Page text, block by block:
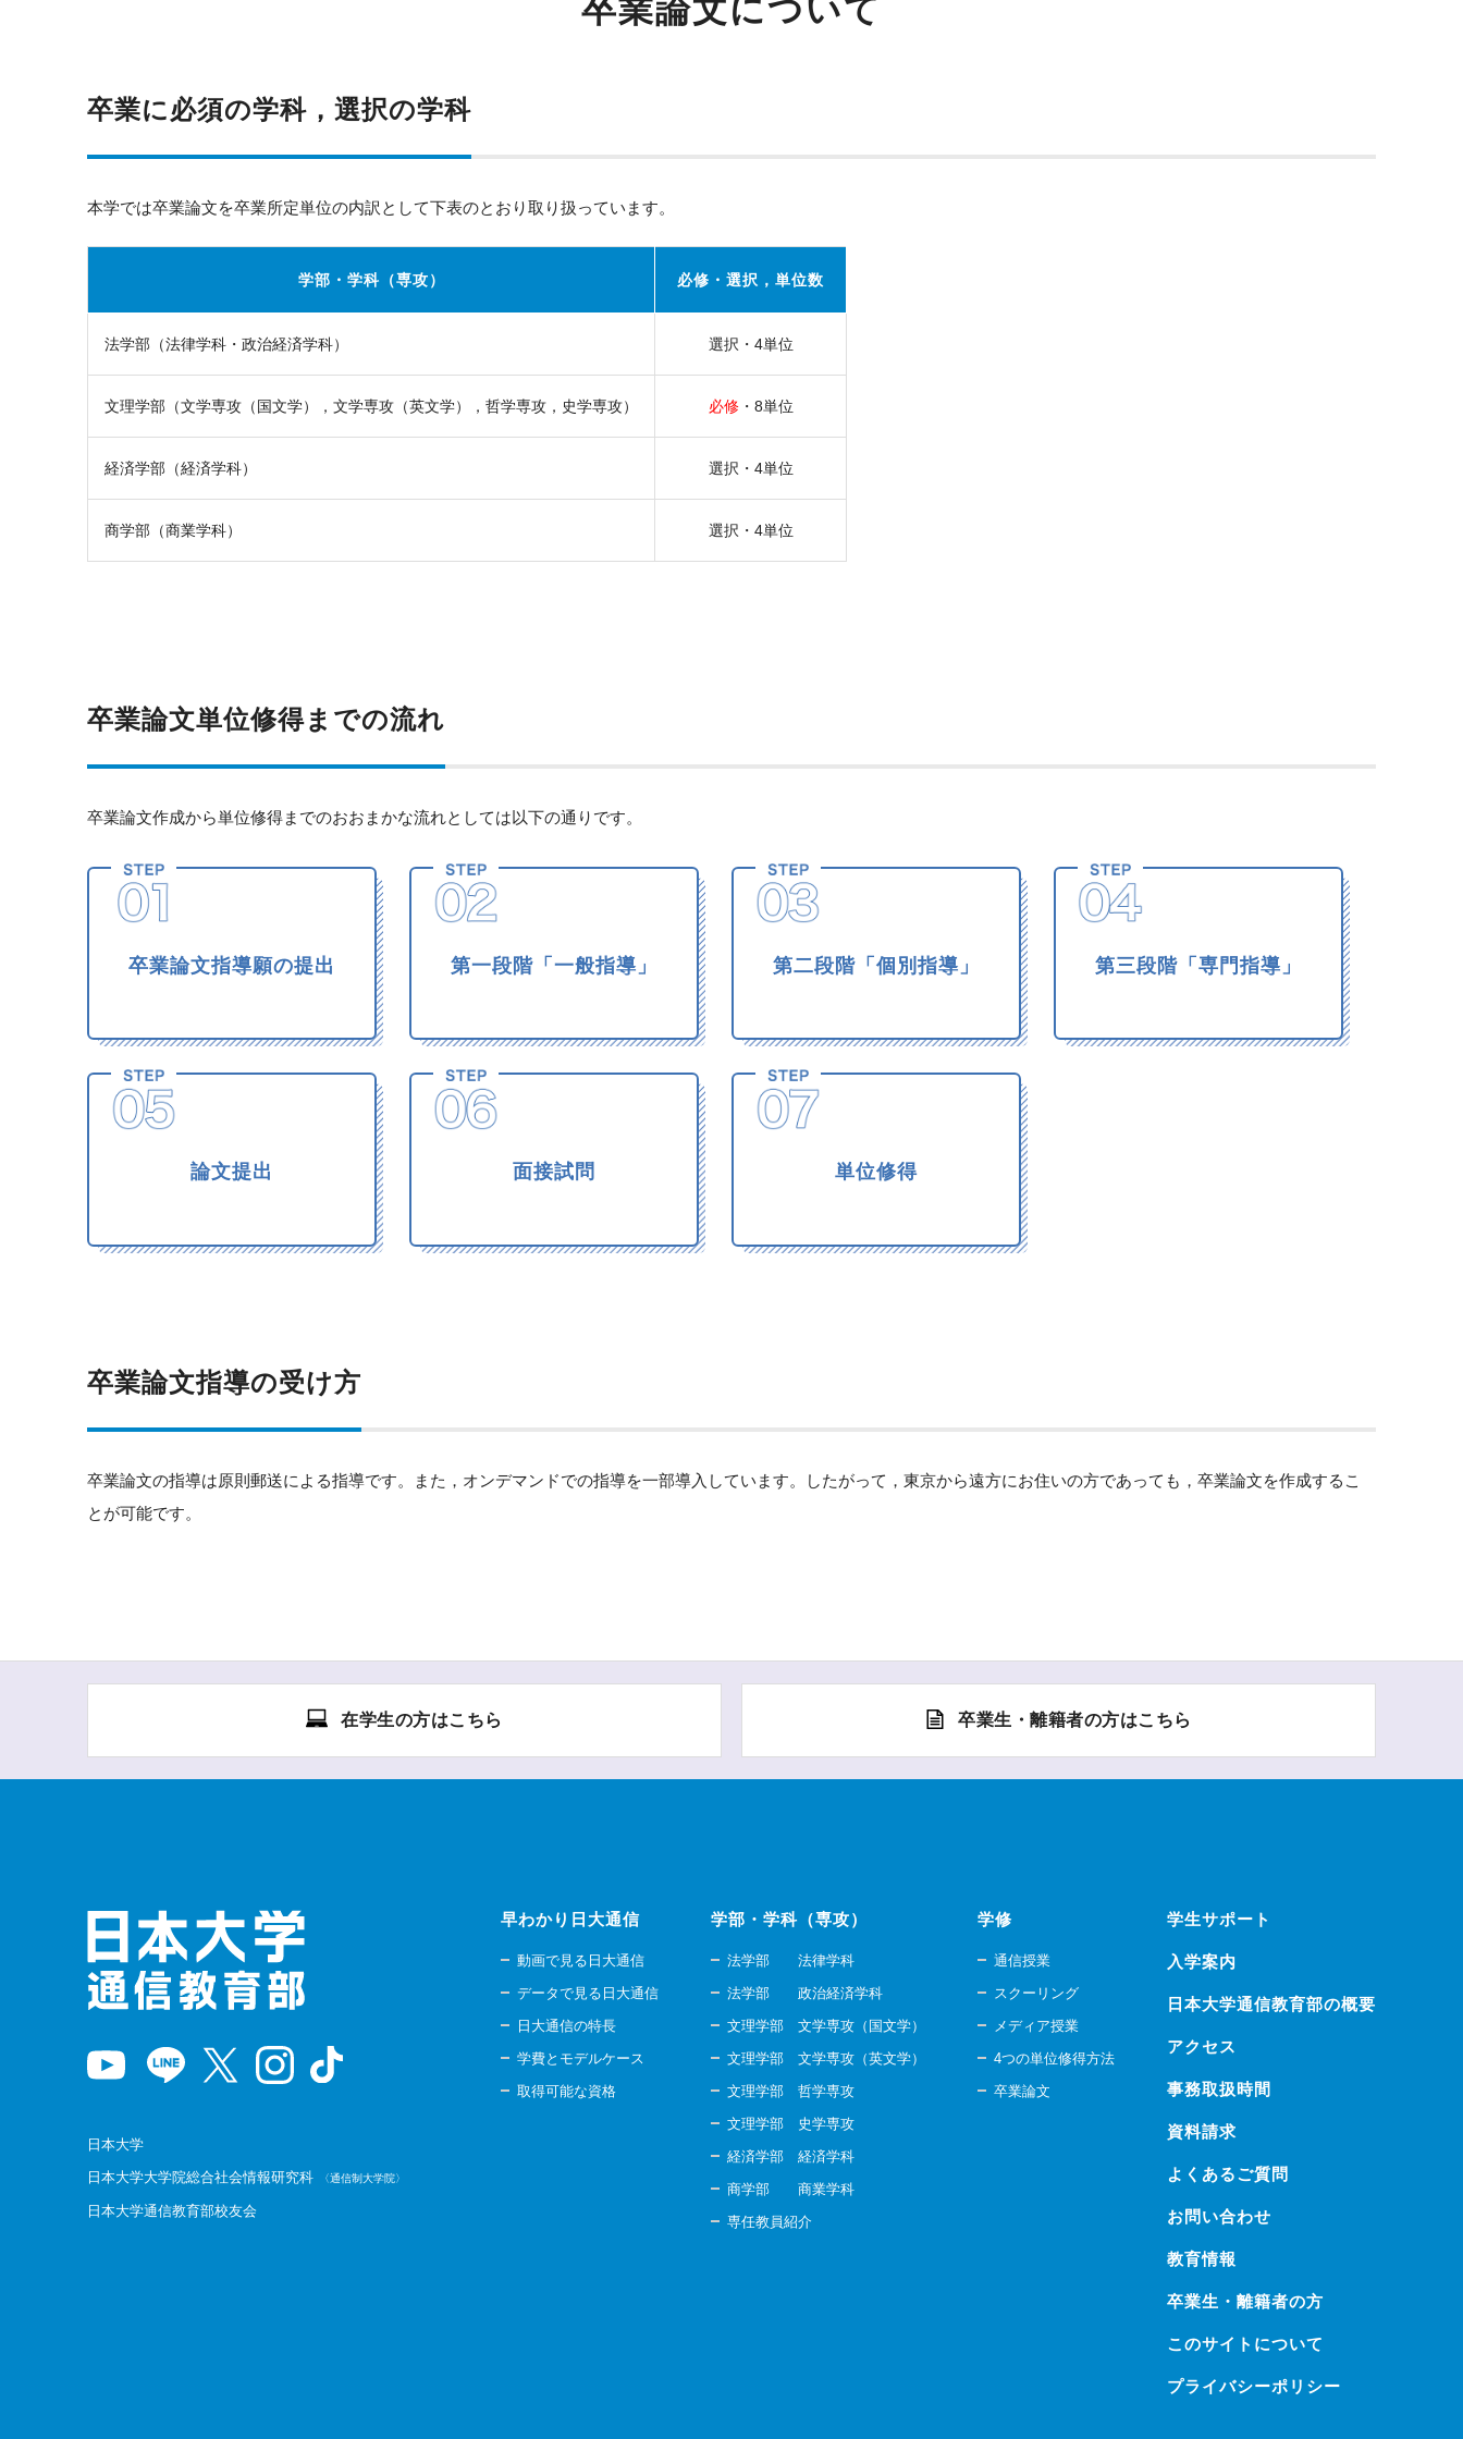
卒業論文について
卒業に必須の学科，選択の学科
本学では卒業論文を卒業所定単位の内訳として下表のとおり取り扱っています。
学部・学科（専攻） 必修・選択，単位数
法学部（法律学科・政治経済学科） 選択・4単位
文理学部（文学専攻（国文学），文学専攻（英文学），哲学専攻，史学専攻） 必修・8単位
経済学部（経済学科） 選択・4単位
商学部（商業学科） 選択・4単位
卒業論文単位修得までの流れ
卒業論文作成から単位修得までのおおまかな流れとしては以下の通りです。
卒業論文指導願の提出 第一段階「一般指導」 第二段階「個別指導」 第三段階「専門指導」
論文提出 面接試問 単位修得
卒業論文指導の受け方
卒業論文の指導は原則郵送による指導です。また，オンデマンドでの指導を一部導入しています。したがって，東京から遠方にお住いの方であっても，卒業論文を作成するこ
とが可能です。
在学生の方はこちら 卒業生・離籍者の方はこちら
日本大学
日本大学大学院総合社会情報研究科
〈通信制大学院〉
日本大学通信教育部校友会
早わかり日大通信
動画で見る日大通信
データで見る日大通信
日大通信の特長
学費とモデルケース
取得可能な資格
学部・学科（専攻）
法学部 法律学科
法学部 政治経済学科
文理学部 文学専攻（国文学）
文理学部 文学専攻（英文学）
文理学部 哲学専攻
文理学部 史学専攻
経済学部 経済学科
商学部 商業学科
専任教員紹介
学修
通信授業
スクーリング
メディア授業
4つの単位修得方法
卒業論文
学生サポート
入学案内
日本大学通信教育部の概要
アクセス
事務取扱時間
資料請求
よくあるご質問
お問い合わせ
教育情報
卒業生・離籍者の方
このサイトについて
プライバシーポリシー